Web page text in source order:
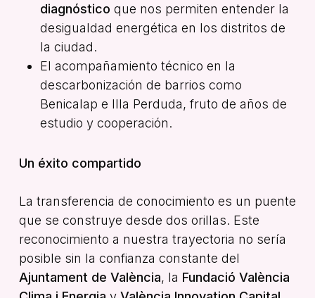
diagnóstico que nos permiten entender la
desigualdad energética en los distritos de
la ciudad.
El acompañamiento técnico en la
descarbonización de barrios como
Benicalap e Illa Perduda, fruto de años de
estudio y cooperación.
Un éxito compartido
La transferencia de conocimiento es un puente
que se construye desde dos orillas. Este
reconocimiento a nuestra trayectoria no sería
posible sin la confianza constante del
Ajuntament de València, la Fundació València